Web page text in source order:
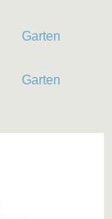
Garten
Garten